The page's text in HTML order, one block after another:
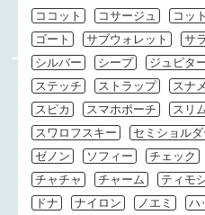
ココット
コサージュ コッ
ゴート
サブウォレット サラ
シルバー
シープ ジュピタ
ステッチ
ストラップ スナ
スピカ
スマホポーチ
スリ
スワロフスキー
セミショル
ゼノン
ソフィー チェック
チャチャ
チャーム ティモ
ドナ
ナイロン ノエミ ハ